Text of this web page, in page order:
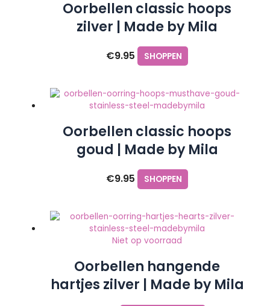
Oorbellen classic hoops
zilver | Made by Mila
€9.95 SHOPPEN
Oorbellen classic hoops
goud | Made by Mila
€9.95 SHOPPEN
Niet op voorraad
Oorbellen hangende
hartjes zilver | Made by Mila